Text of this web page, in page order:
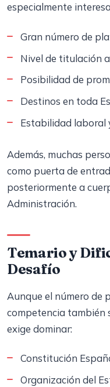
especialmente
Gran número de
Nivel de titulación
Posibilidad de
Destinos en toda
Estabilidad laboral
Además, muchas
como puerta de
posteriormente a
Administración.
Temario y
Desafío
Aunque el número de
competencia también
exige dominar:
Constitución
Organización del